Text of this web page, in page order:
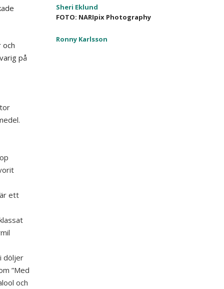
Sheri Eklund
FOTO: NARIpix Photography
Ronny Karlsson
och
på
ett
döljer
”Med
och